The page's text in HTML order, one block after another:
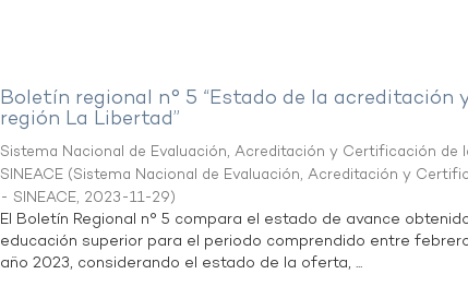
Boletín regional n° 5 “Estado de la
región La Libertad”
Sistema Nacional de Evaluación, Acreditación y Certificación de
SINEACE (Sistema Nacional de Evaluación, Acreditación y
- SINEACE, 2023-11-29)
El Boletín Regional n° 5 compara el estado de avance
educación superior para el periodo comprendido entre
año 2023, considerando el estado de la oferta, ...